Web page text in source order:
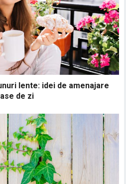
lente: idei de amenajare
de zi